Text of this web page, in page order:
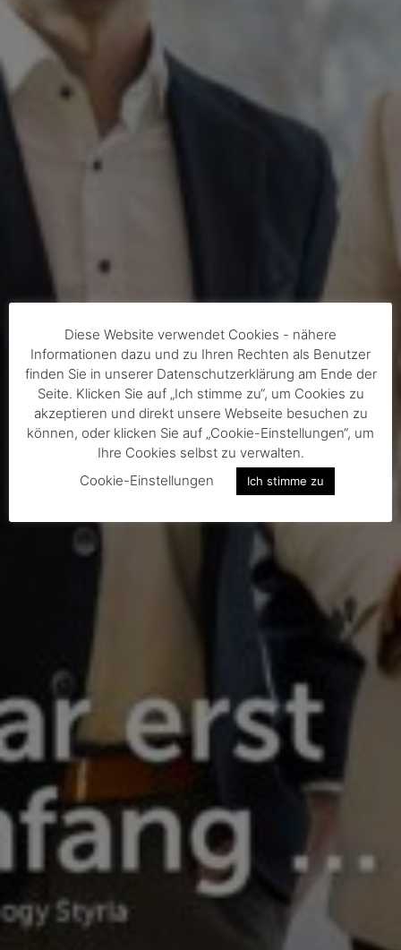
Diese Website verwendet Cookies - nähere
Informationen dazu und zu Ihren Rechten als Benutzer
finden Sie in unserer Datenschutzerklärung am Ende der
Seite. Klicken Sie auf „Ich stimme zu“, um Cookies zu
akzeptieren und direkt unsere Webseite besuchen zu
können, oder klicken Sie auf „Cookie-Einstellungen“, um
Ihre Cookies selbst zu verwalten.
Cookie-Einstellungen
Ich stimme zu